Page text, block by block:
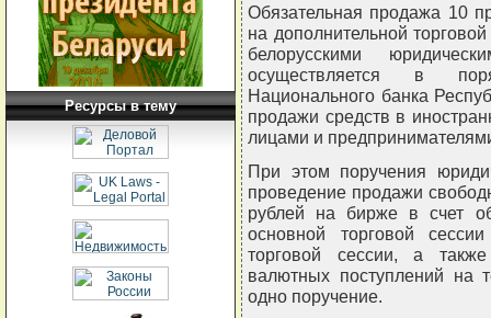
Ресурсы в тему
Обязательная продажа 10
на дополнительной
белорусскими
осуществляется в
Национального банка
продажи средств в
лицами и
При этом поручения
проведение продажи
рублей на бирже в счет
основной торговой
торговой сессии, а
валютных поступлений на
одно поручение.